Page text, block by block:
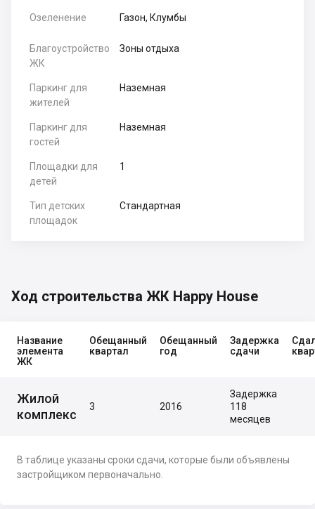
Озеленение Газон, Клумбы
Благоустройство
ЖК
Зоны отдыха
Паркинг для
жителей
Наземная
Паркинг для
гостей
Наземная
Площадки для
детей
1
Тип детских
площадок
Стандартная
Ход строительства ЖК Happy House
Название
элемента
ЖК
Обещанный
квартал
Обещанный
год
Задержка
сдачи
Жилой
комплекс
3 2016
Задержка
118
месяцев
В таблице указаны сроки сдачи, которые были объявлены
застройщиком первоначально.